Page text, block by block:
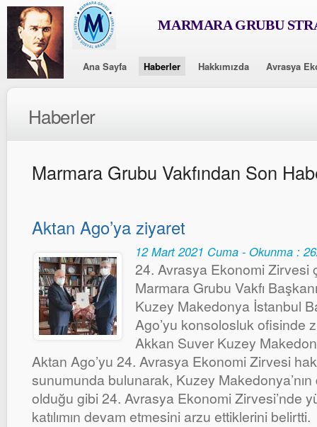
MARMARA GRUBU
Ana Sayfa Haberler Hakkımızda Avrasya
Haberler
Marmara Grubu Vakfından Son
Aktan Ago’ya ziyaret
12 Mart 2021 Cuma - Okunma :
24. Avrasya Ekonomi Zirvesi
Marmara Grubu Vakfı
Kuzey Makedonya İstanbul
Ago’yu konsolosluk ofisinde
Akkan Suver Kuzey
Aktan Ago’yu 24. Avrasya Ekonomi Zirvesi
sunumunda bulunarak, Kuzey
olduğu gibi 24. Avrasya Ekonomi Zirvesi’nde
katılımın devam etmesini arzu ettiklerini belirtti.